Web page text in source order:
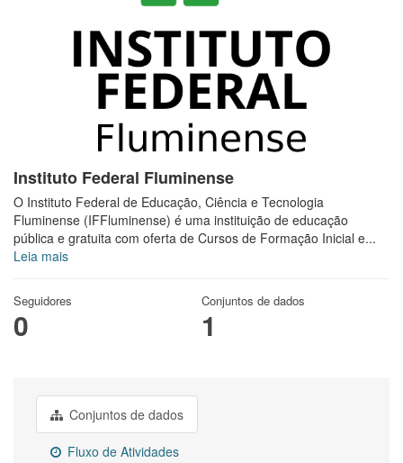
Instituto Federal Fluminense
O Instituto Federal de Educação, Ciência e Tecnologia
Fluminense (IFFluminense) é uma instituição de educação
pública e gratuita com oferta de Cursos de Formação Inicial e...
Leia mais
Seguidores
0
Conjuntos de dados
1
Conjuntos de dados
Fluxo de Atividades